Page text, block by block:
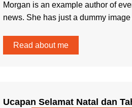
Morgan is an example author of
news. She has just a dummy image
Read about me
Ucapan Selamat Natal dan